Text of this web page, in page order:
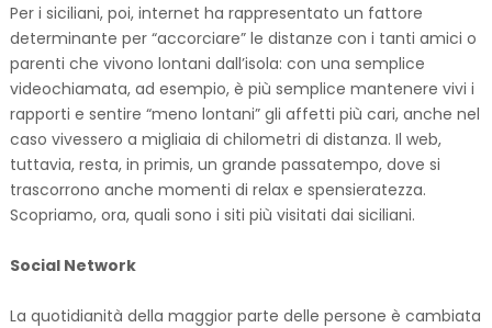
Per i siciliani, poi, internet ha rappresentato un fattore
determinante per “accorciare” le distanze con i tanti amici o
parenti che vivono lontani dall’isola: con una semplice
videochiamata, ad esempio, è più semplice mantenere vivi i
rapporti e sentire “meno lontani” gli affetti più cari, anche nel
caso vivessero a migliaia di chilometri di distanza. Il web,
tuttavia, resta, in primis, un grande passatempo, dove si
trascorrono anche momenti di relax e spensieratezza.
Scopriamo, ora, quali sono i siti più visitati dai siciliani.
Social Network
La quotidianità della maggior parte delle persone è cambiata